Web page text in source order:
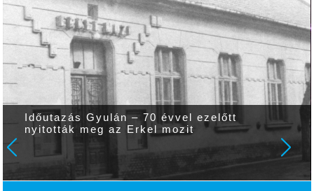
Időutazás Gyulán – 70 évvel ezelőtt
nyitották meg az Erkel mozit